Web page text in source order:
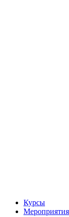
Курсы
Мероприятия